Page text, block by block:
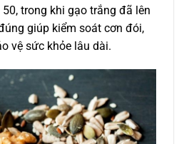
trong khi gạo trắng đã lên
giúp kiểm soát cơn đói,
vệ sức khỏe lâu dài.